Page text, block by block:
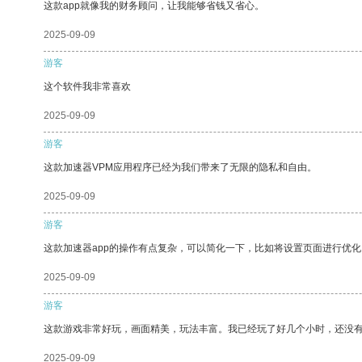
这款app就像我的财务顾问，让我能够省钱又省心。
2025-09-09
游客
这个软件我非常喜欢
2025-09-09
游客
这款加速器VPM应用程序已经为我们带来了无限的隐私和自由。
2025-09-09
游客
这款加速器app的操作有点复杂，可以简化一下，比如将设置页面进行优化
2025-09-09
游客
这款游戏非常好玩，画面精美，玩法丰富。我已经玩了好几个小时，还没有
2025-09-09